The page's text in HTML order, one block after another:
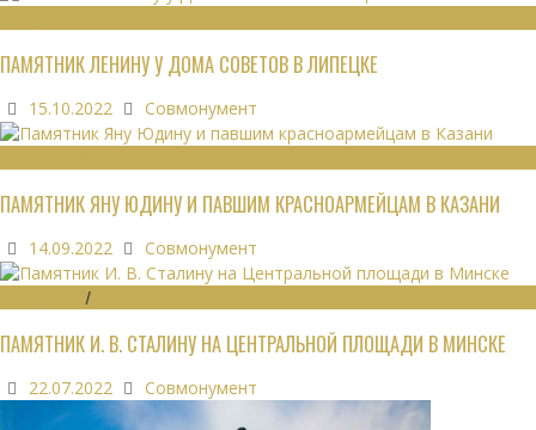
ПАМЯТНИК ЛЕНИНУ У ДОМА СОВЕТОВ В ЛИПЕЦКЕ
15.10.2022 Совмонумент
ПАМЯТНИК ЯНУ ЮДИНУ И ПАВШИМ КРАСНОАРМЕЙЦАМ В КАЗАНИ
14.09.2022 Совмонумент
/
ПАМЯТНИК И. В. СТАЛИНУ НА ЦЕНТРАЛЬНОЙ ПЛОЩАДИ В МИНСКЕ
22.07.2022 Совмонумент